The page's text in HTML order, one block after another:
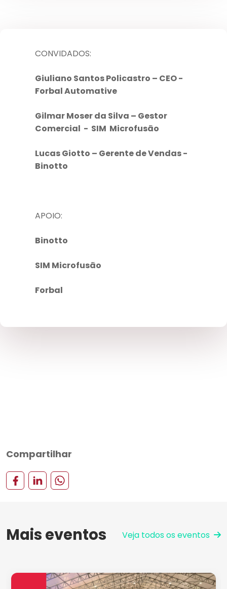
CONVIDADOS:
Giuliano Santos Policastro – CEO -
Forbal Automative
Gilmar Moser da Silva – Gestor
Comercial - SIM Microfusão
Lucas Giotto – Gerente de Vendas -
Binotto
APOIO:
Binotto
SIM Microfusão
Forbal
Compartilhar
Mais eventos Veja todos os eventos